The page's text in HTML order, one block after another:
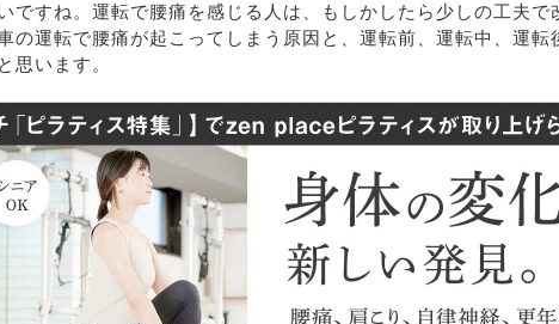
ですね。運転で腰痛を感じる人は、もしかしたら少しの工夫で
の運転で腰痛が起こってしまう原因と、運転前、運転中、運転
思います。